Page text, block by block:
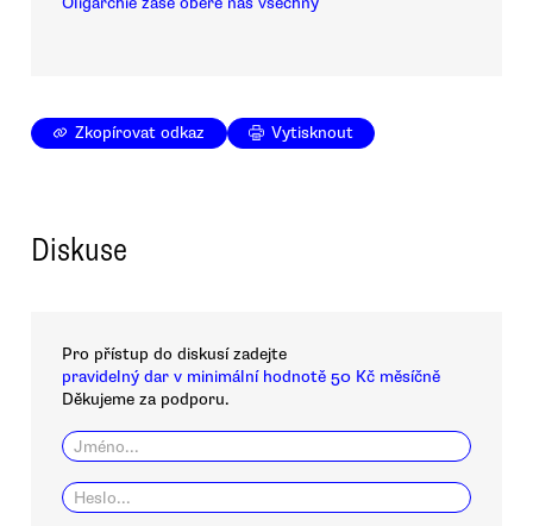
Zkopírovat odkaz Vytisknout
Diskuse
Pro přístup do diskusí zadejte
pravidelný dar v minimální hodnotě 50 Kč měsíčně
Děkujeme za podporu.